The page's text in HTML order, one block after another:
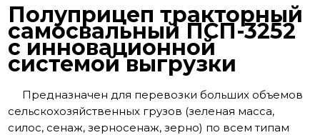
Полуприцеп тракторный
самосвальный ПСП-3252
с инновационной
системой выгрузки
Предназначен для перевозки больших объемов
сельскохозяйственных грузов (зеленая масса,
силос, сенаж, зерносенаж, зерно) по всем типам